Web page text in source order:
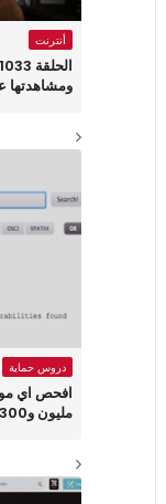
أنترنت
ومشاهدتها
دروس حماية
مليون و300 الف ثغرة